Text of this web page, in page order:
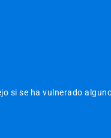
si se ha vulnerado